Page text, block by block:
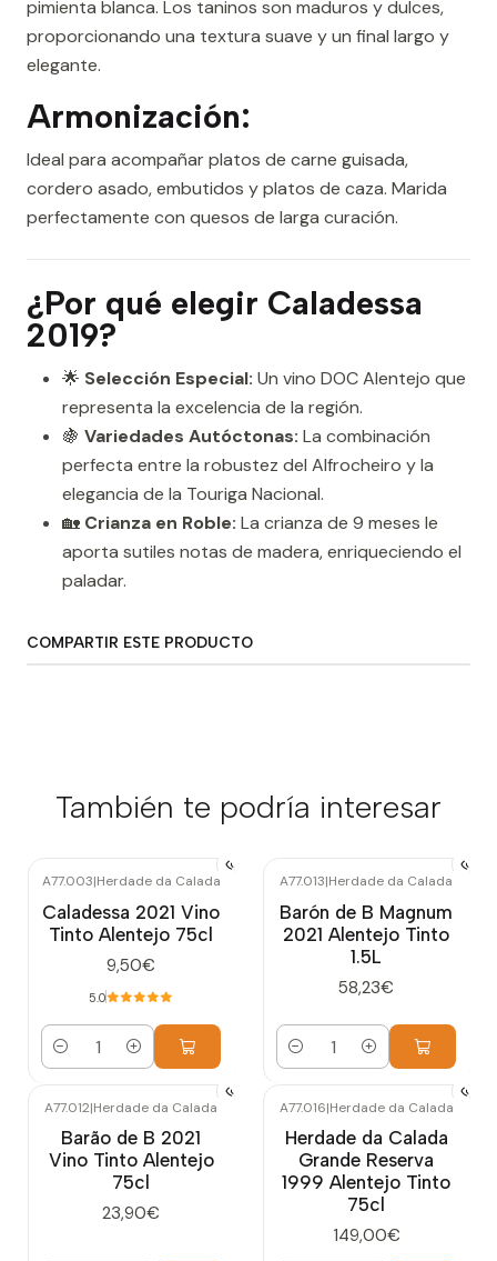
pimienta blanca. Los taninos son maduros y dulces,
proporcionando una textura suave y un final largo y
elegante.
Armonización:
Ideal para acompañar platos de carne guisada,
cordero asado, embutidos y platos de caza. Marida
perfectamente con quesos de larga curación.
¿Por qué elegir Caladessa
2019?
🌟 Selección Especial: Un vino DOC Alentejo que
representa la excelencia de la región.
🍇 Variedades Autóctonas: La combinación
perfecta entre la robustez del Alfrocheiro y la
elegancia de la Touriga Nacional.
🏡 Crianza en Roble: La crianza de 9 meses le
aporta sutiles notas de madera, enriqueciendo el
paladar.
COMPARTIR ESTE PRODUCTO
También te podría interesar
A77.003|Herdade da Calada
Caladessa 2021 Vino
Tinto Alentejo 75cl
9,50€
5.0
Cantidad
A77.013|Herdade da Calada
Barón de B Magnum
2021 Alentejo Tinto
1.5L
58,23€
Cantidad
A77.012|Herdade da Calada
Barão de B 2021
Vino Tinto Alentejo
75cl
23,90€
A77.016|Herdade da Calada
Herdade da Calada
Grande Reserva
1999 Alentejo Tinto
75cl
149,00€